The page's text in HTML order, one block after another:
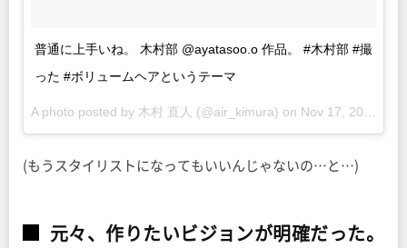
普通に上手いね。 木村部 @ayatasoo.o 作品。 #木村部 #撮
った #ボリュームヘアというテーマ
A photo posted by 木村 直人 (@air_kimura) on Nov 17, 2015 at 5:09pm PST
(もうスタイリストになってもいいんじゃないの…と…)
元々、作りたいビジョンが明確だった。